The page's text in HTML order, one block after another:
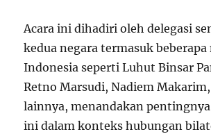
Acara ini dihadiri oleh delegasi
kedua negara termasuk
Indonesia seperti Luhut Binsar
Retno Marsudi, Nadiem
lainnya, menandakan
ini dalam konteks hubungan